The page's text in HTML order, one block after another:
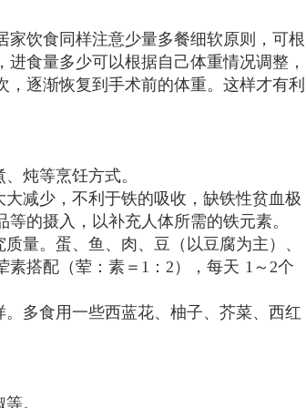
饮食同样注意少量多餐细软原则，可根
食量多少可以根据自己体重情况调整，
逐渐恢复到手术前的体重。这样才有利
炖等烹饪方式。
减少，不利于铁的吸收，缺铁性贫血极
的摄入，以补充人体所需的铁元素。
量。蛋、鱼、肉、豆（以豆腐为主）、
搭配（荤：素＝1：2），每天 1～2个
多食用一些西蓝花、柚子、芥菜、西红
。